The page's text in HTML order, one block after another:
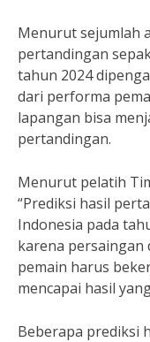
Menurut sejumlah
pertandingan
tahun 2024
dari performa
lapangan bisa
pertandingan.
Menurut pelatih
“Prediksi hasil
Indonesia pada
karena persaingan
pemain harus
mencapai hasil
Beberapa prediksi